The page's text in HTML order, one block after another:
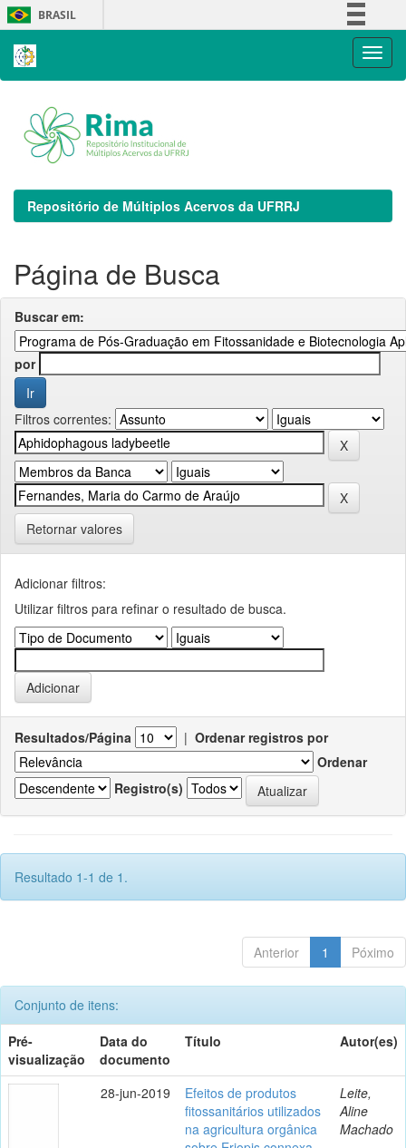
Skip
navigation
BRASIL
Repositório de Múltiplos Acervos da UFRRJ
Página de Busca
Buscar em:
por
Filtros correntes:
Retornar valores
Adicionar filtros:
Utilizar filtros para refinar o resultado de busca.
Resultados/Página | Ordenar registros por
Ordenar
Registro(s)
Resultado 1-1 de 1.
Anterior 1 Póximo
Conjunto de itens:
Pré-
visualização
Data do
documento
Título Autor(es)
28-jun-2019
Efeitos de produtos
fitossanitários utilizados
na agricultura orgânica
Leite,
Aline
Machado